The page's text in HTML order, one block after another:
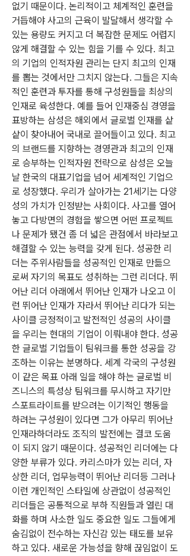
없기 때문이다. 논리적이고 체계적인 훈련을
거듭해야 사고의 근육이 발달해서 생각할 수
있는 용량도 커지고 더 복잡한 문제도 어렵지
않게 해결할 수 있는 힘을 기를 수 있다. 최고
의 기업의 인적자원 관리는 단지 최고의 인재
를 뽑는 것에서만 그치지 않는다. 그들은 지속
적인 훈련과 투자를 통해 구성원들을 최상의
인재로 육성한다. 예를 들어 인재중심 경영을
표방하는 삼성은 해외에서 글로벌 인재를 샅
샅이 찾아내어 국내로 끌어들이고 있다. 최고
의 브랜드를 지향하는 경영관과 최고의 인재
로 승부하는 인적자원 전략으로 삼성은 오늘
날 한국의 대표기업을 넘어 세계적인 기업으
로 성장했다. 우리가 살아가는 21세기는 다양
성의 가치가 인정받는 사회이다. 사고를 열어
놓고 다방면의 경험을 쌓으면 어떤 프로젝트
나 문제가 됐건 좀 더 넓은 관점에서 바라보고
해결할 수 있는 능력을 갖게 된다. 성공한 리
더는 주위사람들을 성공적인 인재로 만듦으
로써 자기의 목표도 성취하는 그런 리더다. 뛰
어난 리더 아래에서 뛰어난 인재가 나오고 이
런 뛰어난 인재가 자라서 뛰어난 리다가 되는
사이클 긍정적이고 발전적인 성공의 사이클
을 우리는 현대의 기업이 이뤄내야 한다. 성공
한 글로벌 기업들이 팀워크를 통한 성공을 강
조하는 이유는 분명하다. 세계 각국의 구성원
이 같은 목표 아래 일을 해야 하는 글로벌 비
즈니스의 특성상 팀워크를 무시하고 자기만
스포트라이트를 받으려는 이기적인 행동을
하려는 구성원이 있다면 그가 아무리 뛰어난
인재라하더라도 조직의 발전에는 결코 도움
이 되지 않기 때문이다. 성공적인 리더에는 다
양한 부류가 있다. 카리스마가 있는 리더, 자
상한 리더, 업무능력이 뛰어난 리더등 그러나
이런 개인적인 스타일에 상관없이 성공적인
리더들은 공통적으로 부하 직원들과 열린 대
화를 하며 사소한 일도 중요한 일도 그들에게
숨김없이 전수하는 자신감 있는 태도를 보유
하고 있다. 새로운 가능성을 향해 끊임없이 도